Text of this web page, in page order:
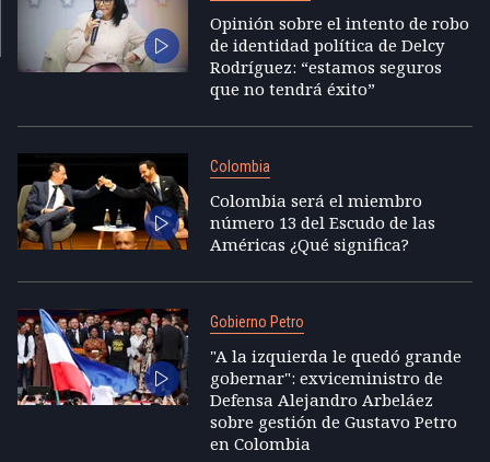
Opinión sobre el intento de robo
de identidad política de Delcy
Rodríguez: “estamos seguros
que no tendrá éxito”
Colombia
Colombia será el miembro
número 13 del Escudo de las
Américas ¿Qué significa?
Gobierno Petro
"A la izquierda le quedó grande
gobernar": exviceministro de
Defensa Alejandro Arbeláez
sobre gestión de Gustavo Petro
en Colombia